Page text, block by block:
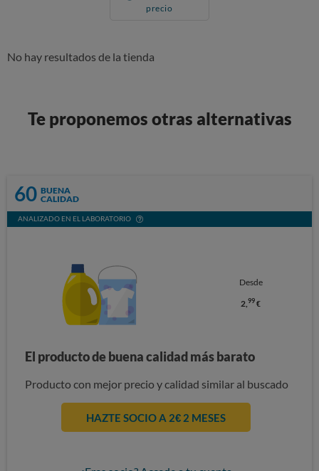
precio
No hay resultados de la tienda
Te proponemos otras alternativas
60 BUENA
CALIDAD
ANALIZADO EN EL LABORATORIO
Desde
2,99 €
El producto de buena calidad más barato
Producto con mejor precio y calidad similar al buscado
HAZTE SOCIO A 2€ 2 MESES